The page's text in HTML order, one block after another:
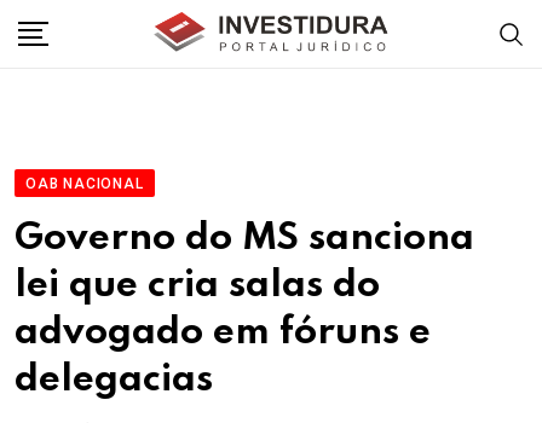
OAB NACIONAL
Governo do MS sanciona
lei que cria salas do
advogado em fóruns e
delegacias